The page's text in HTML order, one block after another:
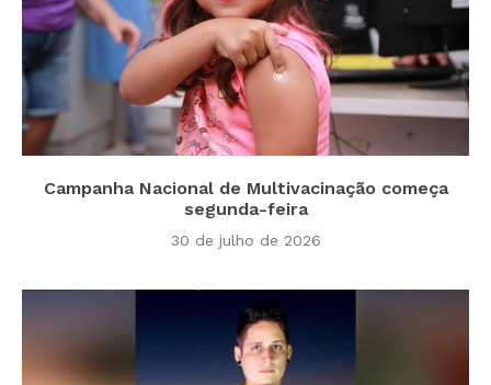
Campanha Nacional de Multivacinação começa
segunda-feira
30 de julho de 2026